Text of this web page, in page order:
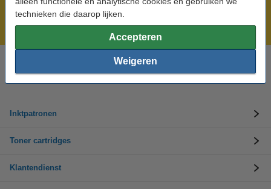
technieken die daarop lijken.
Accepteren
Weigeren
Voor 22.00 uur besteld, morgen in huis!
Laagsteprijsgarantie!
Hulp nodig? Bel ons op +32 (0)9 39 64 123
Op werkdagen van 8.30 tot 17 uur
Inktpatronen
Toner cartridges
Klantendienst